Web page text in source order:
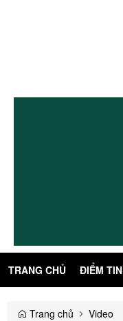
TRANG CHỦ ĐIỂM TIN
Trang chủ Video